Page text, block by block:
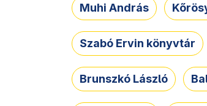
Muhi András
Szabó Ervin könyvtár
Brunszkó László